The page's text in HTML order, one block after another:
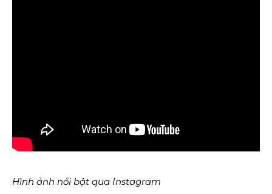
Hình ảnh nổi bật qua Instagram